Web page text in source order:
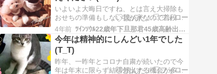
前進していきます。(宣言)(о´∀`о) 生きて…
いよいよ大晦日ですね、とは言え大掃除も
おせちの準備もしない我が家なので普段と
変わらない日常でした^^; 今年は結婚10周年
を迎え念願のキャンピングカーを新車購入
し、犬と一緒に車旅ができた事や、猫の餌
やりボランティアを始めた事などな
ど、、、初めての体験がたくさんあり、ぎ
ゅうぎゅう…
4年前 ﾂｲﾝｿｳﾙ22歳年下旦那君45歳高齢出産熟女妻の日々徒然
今年は精神的にしんどい1年でした
(T_T)
昨年、一昨年とコロナ自粛が続いたので今
年は年末に限らず結構外出する機会が多か